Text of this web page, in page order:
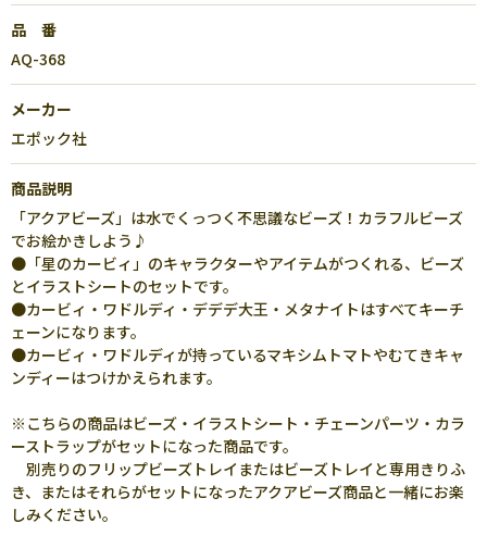
品 番
AQ-368
メーカー
エポック社
商品説明
「アクアビーズ」は水でくっつく不思議なビーズ！カラフルビーズ
でお絵かきしよう♪
●「星のカービィ」のキャラクターやアイテムがつくれる、ビーズ
とイラストシートのセットです。
●カービィ・ワドルディ・デデデ大王・メタナイトはすべてキーチ
ェーンになります。
●カービィ・ワドルディが持っているマキシムトマトやむてきキャ
ンディーはつけかえられます。
※こちらの商品はビーズ・イラストシート・チェーンパーツ・カラ
ーストラップがセットになった商品です。
別売りのフリップビーズトレイまたはビーズトレイと専用きりふ
き、またはそれらがセットになったアクアビーズ商品と一緒にお楽
しみください。